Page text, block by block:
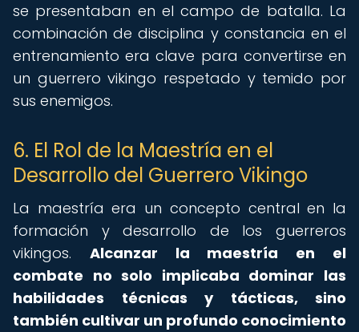
se presentaban en el campo de batalla. La
combinación de disciplina y constancia en el
entrenamiento era clave para convertirse en
un guerrero vikingo respetado y temido por
sus enemigos.
6. El Rol de la Maestría en el
Desarrollo del Guerrero Vikingo
La maestría era un concepto central en la
formación y desarrollo de los guerreros
vikingos. Alcanzar la maestría en el
combate no solo implicaba dominar las
habilidades técnicas y tácticas, sino
también cultivar un profundo conocimiento